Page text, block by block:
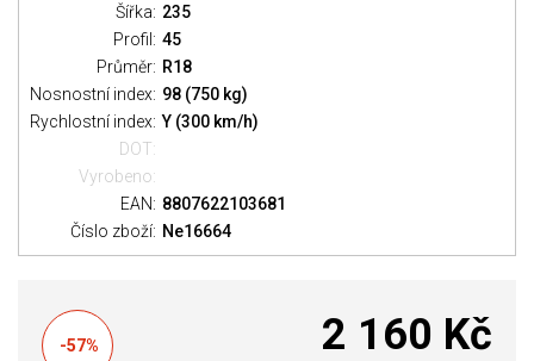
Šířka: 235
Profil: 45
Průměr: R18
Nosnostní index: 98 (750 kg)
Rychlostní index: Y (300 km/h)
DOT:
Vyrobeno:
EAN: 8807622103681
Číslo zboží: Ne16664
-57% 2 160 Kč